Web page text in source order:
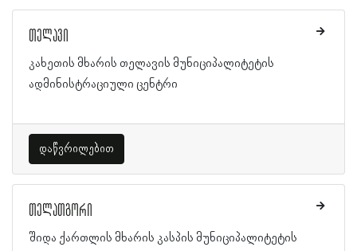
თელავი
კახეთის მხარის თელავის მუნიციპალიტეტის
ადმინისტრაციული ცენტრი
დაწვრილებით
თელათგორი
შიდა ქართლის მხარის კასპის მუნიციპალიტეტის